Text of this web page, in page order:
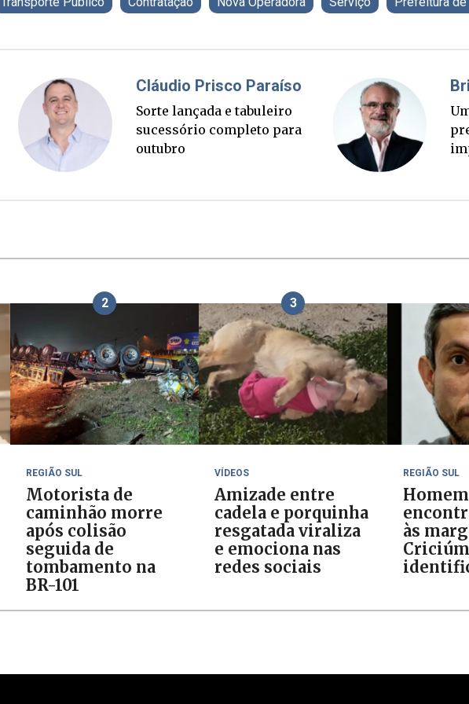
Fabiano Bordignon
Ponte Anita Garibaldi virou
palanque eleitoral
2
REGIÃO SUL
Motorista de
caminhão morre
após colisão
seguida de
tombamento na
BR-101
3
VÍDEOS
Amizade entre
cadela e porquinha
resgatada viraliza
e emociona nas
redes sociais
REGIÃO SUL
Homem
às